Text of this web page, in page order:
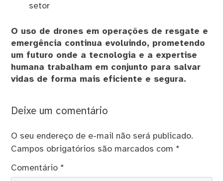
setor
O uso de drones em operações de resgate e
emergência continua evoluindo, prometendo
um futuro onde a tecnologia e a expertise
humana trabalham em conjunto para salvar
vidas de forma mais eficiente e segura.
Deixe um comentário
O seu endereço de e-mail não será publicado.
Campos obrigatórios são marcados com *
Comentário *